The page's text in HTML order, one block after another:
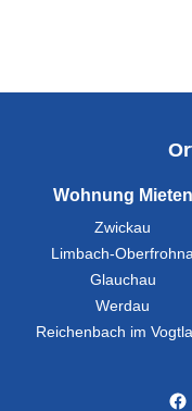
Wohnung Mieten
Zwickau
Limbach-Oberfrohna
Glauchau
Werdau
Reichenbach im